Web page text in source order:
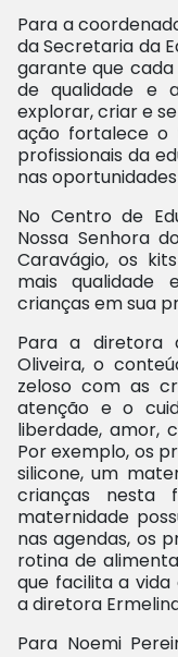
Para a
da Secretaria da
garante que
de qualidade e
explorar, criar e
ação fortalece o
profissionais da
nas
No Centro de
Nossa Senhora
Caravágio, os
mais qualidade
crianças em sua
Para a diretora
Oliveira, o
zeloso com as
atenção e o
liberdade, amor,
Por exemplo, os
silicone, um
crianças nesta
maternidade
nas agendas, os
rotina de
que facilita a vida
a diretora
Para Noemi